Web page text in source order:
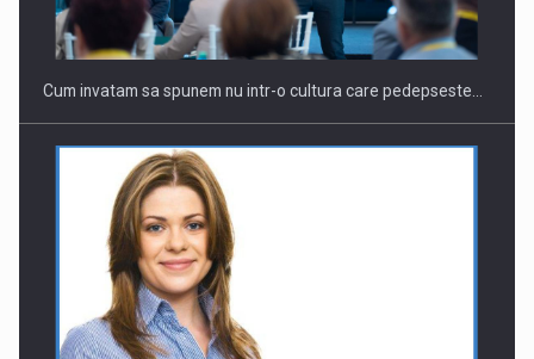
Cum invatam sa spunem nu intr-o cultura care pedepseste…